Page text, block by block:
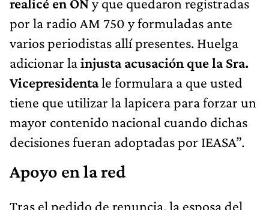
realicé en ONy que quedaron registradas
por la radio AM 750 y formuladas ante
varios periodistas allí presentes. Huelga
adicionar lainjusta acusación que la Sra.
Vicepresidentale formulara a que usted
tiene que utilizar la lapicera para forzar un
mayor contenido nacional cuando dichas
decisiones fueran adoptadas por IEASA”.
Apoyo en la red
Tras el pedido de renuncia, la esposa del